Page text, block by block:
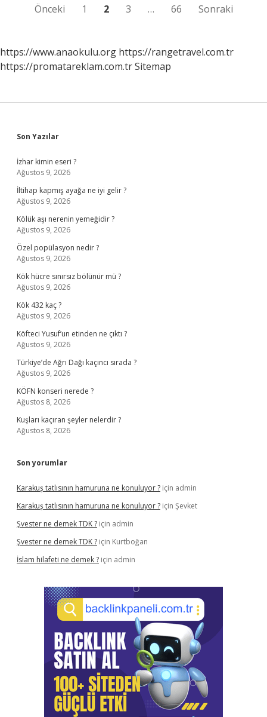
Yazı
Önceki 1 2 3 … 66 Sonraki
https://www.anaokulu.org https://rangetravel.com.tr
https://promatareklam.com.trSitemap
Sidebar
Son Yazılar
İzhar kimin eseri ?
Ağustos 9, 2026
İltihap kapmış ayağa ne iyi gelir ?
Ağustos 9, 2026
Kölük aşı nerenin yemeğidir ?
Ağustos 9, 2026
Özel popülasyon nedir ?
Ağustos 9, 2026
Kök hücre sınırsız bölünür mü ?
Ağustos 9, 2026
Kök 432 kaç ?
Ağustos 9, 2026
Köfteci Yusuf’un etinden ne çıktı ?
Ağustos 9, 2026
Türkiye’de Ağrı Dağı kaçıncı sırada ?
Ağustos 9, 2026
KÖFN konseri nerede ?
Ağustos 8, 2026
Kuşları kaçıran şeyler nelerdir ?
Ağustos 8, 2026
Son yorumlar
Karakuş tatlısının hamuruna ne konuluyor ? için admin
Karakuş tatlısının hamuruna ne konuluyor ? için Şevket
Şvester ne demek TDK ? için admin
Şvester ne demek TDK ? için Kurtboğan
İslam hilafeti ne demek ? için admin